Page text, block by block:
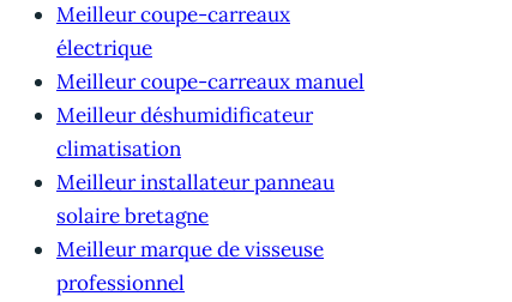
Meilleur coupe-carreaux
électrique
Meilleur coupe-carreaux manuel
Meilleur déshumidificateur
climatisation
Meilleur installateur panneau
solaire bretagne
Meilleur marque de visseuse
professionnel